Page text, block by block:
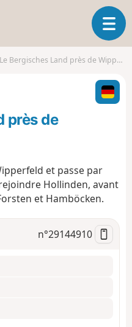
O
u
i
r
l
g
i
Le Bergisches Land près de Wipperfeld
près de
et passe par
Hollinden, avant
et Hamböcken.
n°29144910